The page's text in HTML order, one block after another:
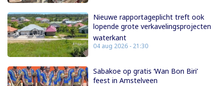
Nieuwe rapportageplicht treft ook
lopende grote verkavelingsprojecten
waterkant
04 aug 2026 - 21:30
Sabakoe op gratis ‘Wan Bon Biri’
feest in Amstelveen